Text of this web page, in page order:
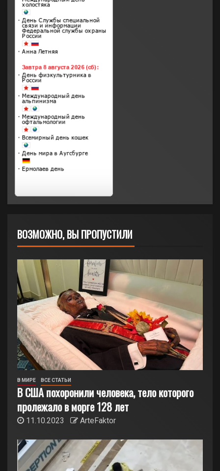
ВОЗМОЖНО, ВЫ ПРОПУСТИЛИ
В МИРЕ ВСЕ СТАТЬИ
В США похоронили человека, тело которого
пролежало в морге 128 лет
11.10.2023 ArteFaktor